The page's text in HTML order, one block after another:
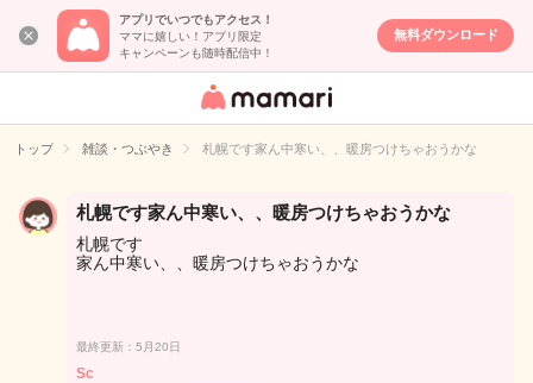
アプリでいつでもアクセス！
ママに嬉しい！アプリ限定
キャンペーンも随時配信中！
無料ダウンロード
女性専用匿名QA
イト
トップ 雑談・つぶやき 札幌です家ん中寒い、、暖房つけちゃおうかな
札幌です家ん中寒い、、暖房つけちゃおうかな
札幌です
家ん中寒い、、暖房つけちゃおうかな
最終更新：5月20日
Sc